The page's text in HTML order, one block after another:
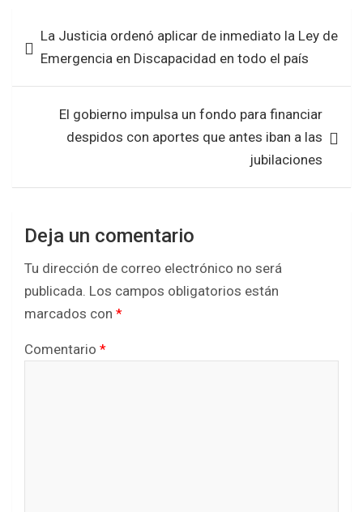
o
o
k
A
p
p
de
entradas
La Justicia ordenó aplicar de inmediato la Ley de
Emergencia en Discapacidad en todo el país
El gobierno impulsa un fondo para financiar
despidos con aportes que antes iban a las
jubilaciones
Deja un comentario
Tu dirección de correo electrónico no será
publicada. Los campos obligatorios están
marcados con *
Comentario *